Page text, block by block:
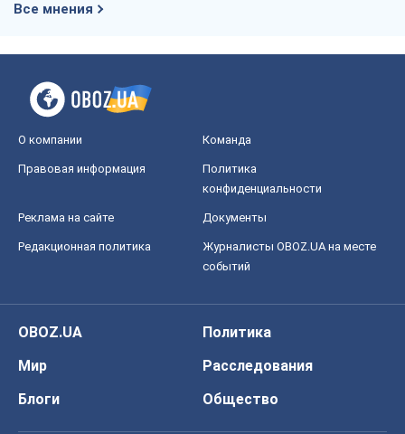
Все мнения
О компании Команда
Правовая информация
Политика
конфиденциальности
Реклама на сайте Документы
Редакционная политика
Журналисты OBOZ.UA на месте
событий
OBOZ.UA
Политика
Мир
Расследования
Блоги
Общество